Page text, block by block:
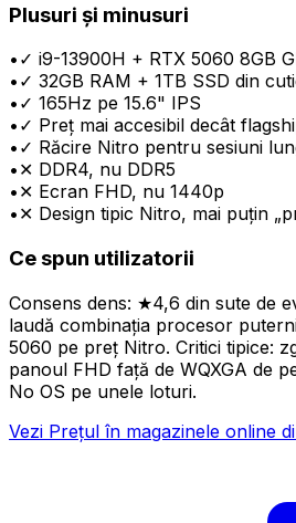
Plusuri și minusuri
• ✓ i9-13900H + RTX 5060 8GB
• ✓ 32GB RAM + 1TB SSD din
• ✓ 165Hz pe 15.6" IPS
• ✓ Preț mai accesibil decât
• ✓ Răcire Nitro pentru sesiuni
• ✕ DDR4, nu DDR5
• ✕ Ecran FHD, nu 1440p
• ✕ Design tipic Nitro, mai puțin
Ce spun utilizatorii
Consens dens: ★4,6 din sute de
laudă combinația procesor
5060 pe preț Nitro. Critici tipice:
panoul FHD față de WQXGA de
No OS pe unele loturi.
Vezi Prețul în magazinele online